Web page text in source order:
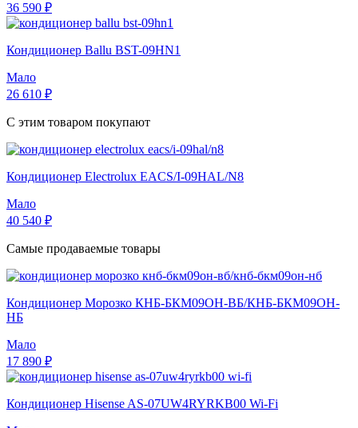
36 590 ₽
Кондиционер Ballu BST-09HN1
Мало
26 610 ₽
С этим товаром покупают
Кондиционер Electrolux EACS/I-09HAL/N8
Мало
40 540 ₽
Самые продаваемые товары
Кондиционер Морозко КНБ-БКМ09ОН-ВБ/КНБ-БКМ09ОН-
НБ
Мало
17 890 ₽
Кондиционер Hisense AS-07UW4RYRKB00 Wi-Fi